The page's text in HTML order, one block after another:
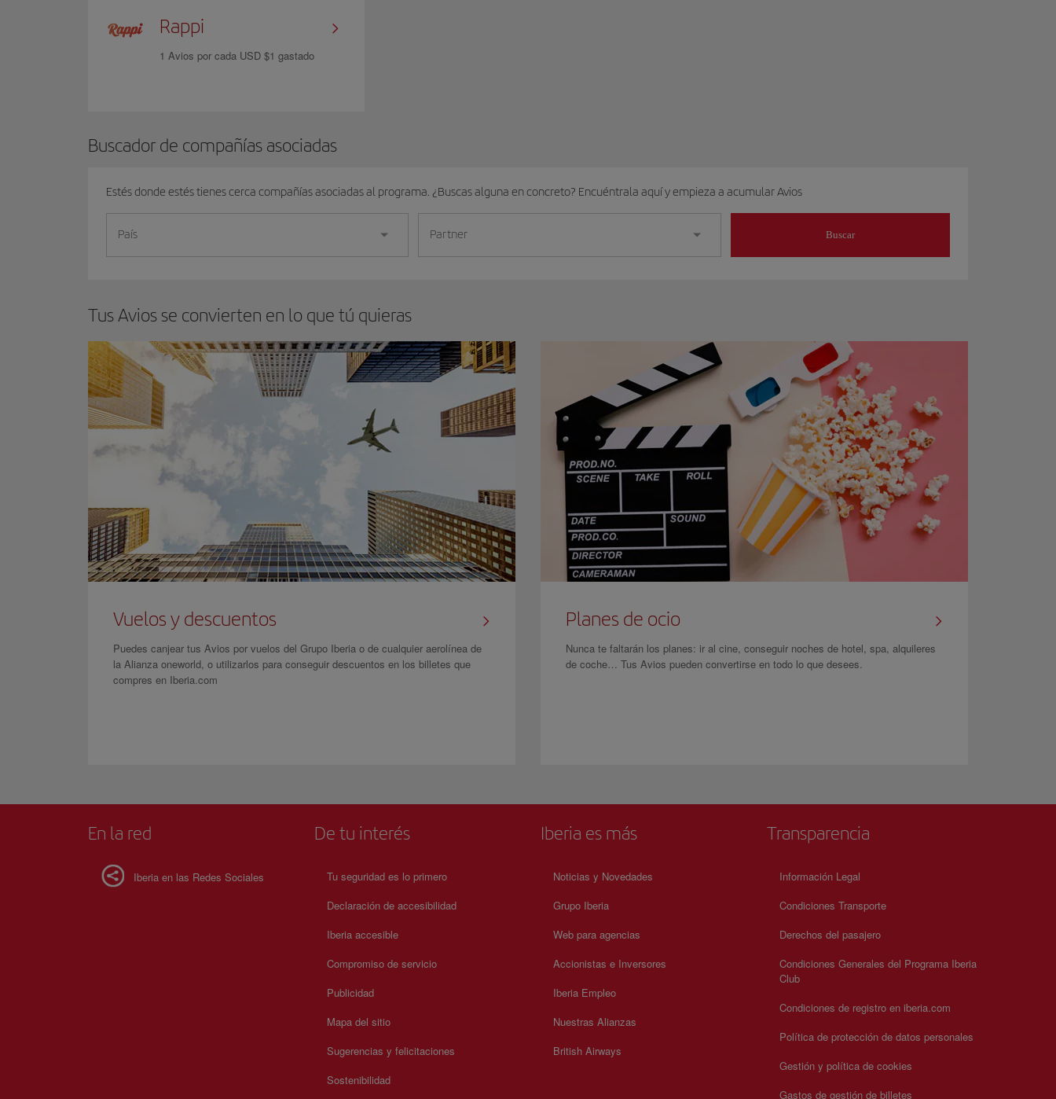
Rappi
1 Avios por cada USD $1 gastado
Buscador de compañías asociadas
Estés donde estés tienes cerca compañías asociadas al programa. ¿Buscas alguna en concreto? Encuéntrala aquí y empieza a acumular Avios
País Partner Buscar
Tus Avios se convierten en lo que tú quieras
Vuelos y descuentos
Puedes canjear tus Avios por vuelos del Grupo Iberia o de cualquier aerolínea de
la Alianza oneworld, o utilizarlos para conseguir descuentos en los billetes que
compres en Iberia.com
Planes de ocio
Nunca te faltarán los planes: ir al cine, conseguir noches de hotel, spa, alquileres
de coche… Tus Avios pueden convertirse en todo lo que desees.
En la red
Iberia en las Redes Sociales
De tu interés
Tu seguridad es lo primero
Declaración de accesibilidad
Iberia accesible
Compromiso de servicio
Publicidad
Mapa del sitio
Sugerencias y felicitaciones
Sostenibilidad
Iberia es más
Noticias y Novedades
Grupo Iberia
Web para agencias
Accionistas e Inversores
Iberia Empleo
Nuestras Alianzas
British Airways
Transparencia
Información Legal
Condiciones Transporte
Derechos del pasajero
Condiciones Generales del Programa Iberia
Club
Condiciones de registro en iberia.com
Política de protección de datos personales
Gestión y política de cookies
Gastos de gestión de billetes